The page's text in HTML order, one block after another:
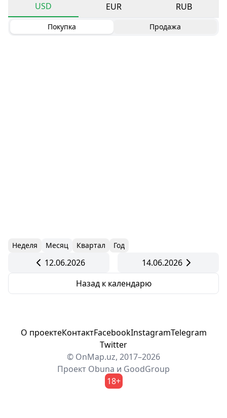
USD
EUR RUB
Покупка Продажа
Неделя Месяц Квартал Год
12.06.2026
14.06.2026
Назад к календарю
О проектеКонтактFacebookInstagramTelegram
Twitter
© OnMap.uz, 2017–2026
Проект Obuna и GoodGroup
18+